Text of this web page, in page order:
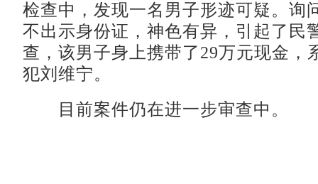
检查中，发现一名男子形迹可疑。询
不出示身份证，神色有异，引起了民
查，该男子身上携带了29万元现金，
犯刘维宁。
目前案件仍在进一步审查中。